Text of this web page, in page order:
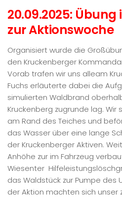
20.09.2025:
zur Aktionswoche
Organisiert wurde die
den Kruckenberger
Vorab trafen wir uns alleam
Fuchs erläuterte dabei die
simulierten Waldbrand
Kruckenberg zugrunde lag. Wir
am Rand des Teiches und
das Wasser über eine lange
der Kruckenberger Aktiven.
Anhöhe zur im Fahrzeug
Wiesenter
das Waldstück zur Pumpe des
der Aktion machten sich unser